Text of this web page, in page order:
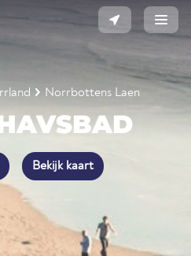
Norrbottens Laen
Bekijk kaart